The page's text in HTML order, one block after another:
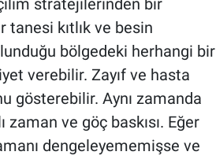
stratejilerinden bir
tanesi kıtlık ve besin
bölgedeki herhangi bir
verebilir. Zayıf ve hasta
gösterebilir. Aynı zamanda
ve göç baskısı. Eğer
dengeleyememişse ve